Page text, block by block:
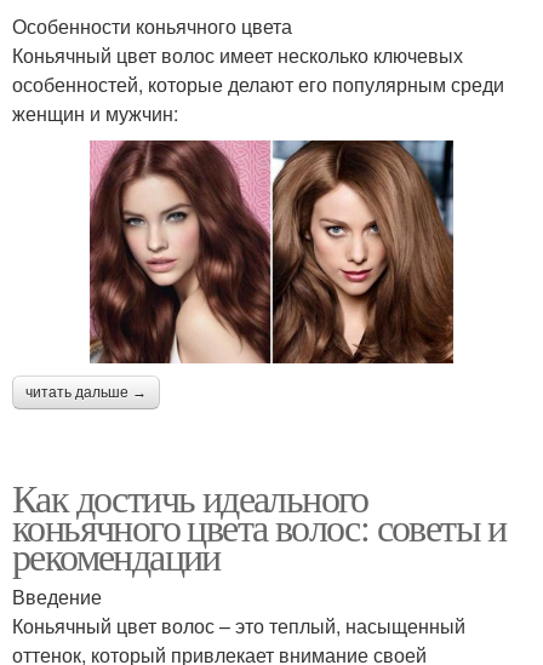
Особенности коньячного цвета
Коньячный цвет волос имеет несколько ключевых
особенностей, которые делают его популярным среди
женщин и мужчин:
читать дальше →
Как достичь идеального
коньячного цвета волос: советы и
рекомендации
Введение
Коньячный цвет волос – это теплый, насыщенный
оттенок, который привлекает внимание своей